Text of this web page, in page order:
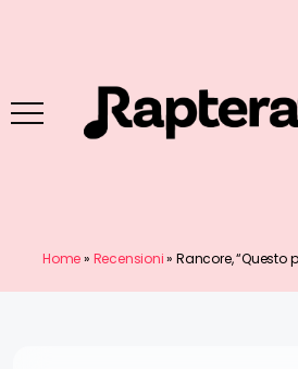
Home» Recensioni» Rancore, “Questo